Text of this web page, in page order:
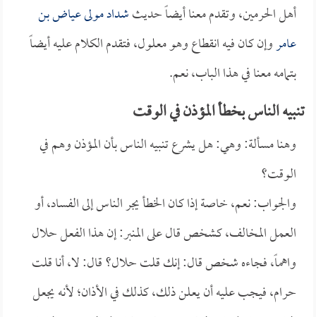
أهل الحرمين، وتقدم معنا أيضاً حديثشداد مولى عياض بن
عامروإن كان فيه انقطاع وهو معلول، فتقدم الكلام عليه أيضاً
بتمامه معنا في هذا الباب، نعم.
تنبيه الناس بخطأ المؤذن في الوقت
وهنا مسألة: وهي: هل يشرع تنبيه الناس بأن المؤذن وهم في
الوقت؟
والجواب: نعم، خاصة إذا كان الخطأ يجر الناس إلى الفساد، أو
العمل المخالف، كشخص قال على المنبر: إن هذا الفعل حلال
واهماً، فجاءه شخص قال: إنك قلت حلال؟ قال: لا، أنا قلت
حرام، فيجب عليه أن يعلن ذلك، كذلك في الأذان؛ لأنه يجعل